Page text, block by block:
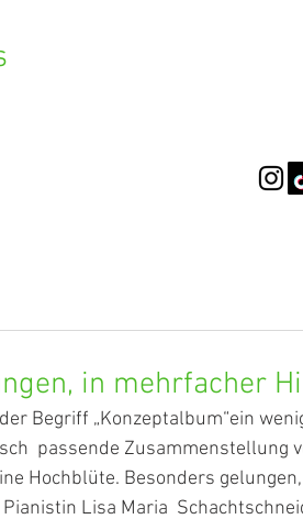
in mehrfacher
Begriff „Konzeptalbum“ein
passende Zusammenstellung
Hochblüte. Besonders
Lisa Maria